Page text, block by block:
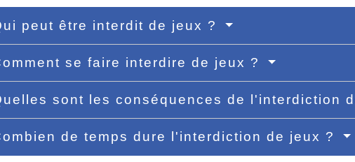
peut être interdit de jeux ?
se faire interdire de jeux ?
sont les conséquences de l'interdiction
de temps dure l'interdiction de jeux ?